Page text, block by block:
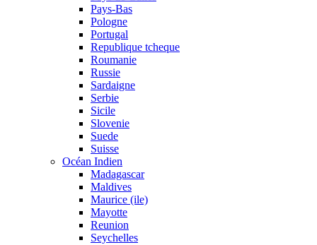
Pays-Bas
Pologne
Portugal
Republique tcheque
Roumanie
Russie
Sardaigne
Serbie
Sicile
Slovenie
Suede
Suisse
Océan Indien
Madagascar
Maldives
Maurice (ile)
Mayotte
Reunion
Seychelles